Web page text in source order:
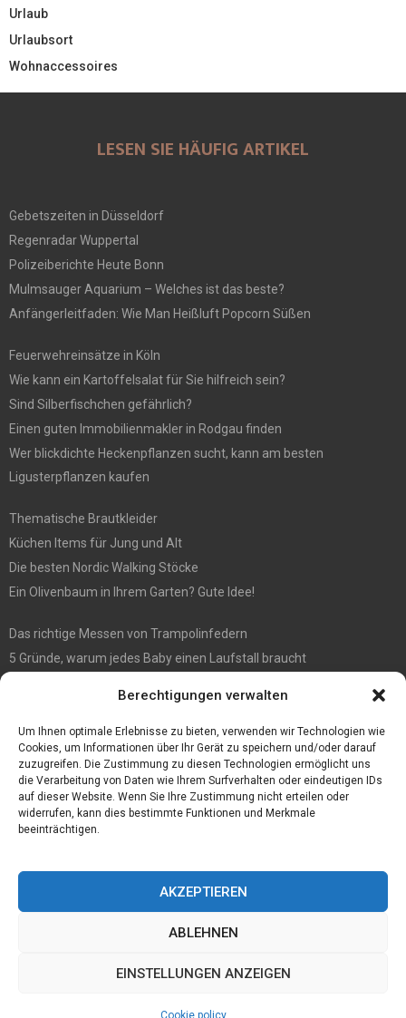
Berechtigungen verwalten
Um Ihnen optimale Erlebnisse zu bieten, verwenden wir Technologien wie
Cookies, um Informationen über Ihr Gerät zu speichern und/oder darauf
zuzugreifen. Die Zustimmung zu diesen Technologien ermöglicht uns
die Verarbeitung von Daten wie Ihrem Surfverhalten oder eindeutigen IDs
auf dieser Website. Wenn Sie Ihre Zustimmung nicht erteilen oder
widerrufen, kann dies bestimmte Funktionen und Merkmale
beeinträchtigen.
AKZEPTIEREN
ABLEHNEN
EINSTELLUNGEN ANZEIGEN
Cookie policy
Urlaub
Urlaubsort
Wohnaccessoires
LESEN SIE HÄUFIG ARTIKEL
Gebetszeiten in Düsseldorf
Regenradar Wuppertal
Polizeiberichte Heute Bonn
Mulmsauger Aquarium – Welches ist das beste?
Anfängerleitfaden: Wie Man Heißluft Popcorn Süßen
Feuerwehreinsätze in Köln
Wie kann ein Kartoffelsalat für Sie hilfreich sein?
Sind Silberfischchen gefährlich?
Einen guten Immobilienmakler in Rodgau finden
Wer blickdichte Heckenpflanzen sucht, kann am besten
Ligusterpflanzen kaufen
Thematische Brautkleider
Küchen Items für Jung und Alt
Die besten Nordic Walking Stöcke
Ein Olivenbaum in Ihrem Garten? Gute Idee!
Das richtige Messen von Trampolinfedern
5 Gründe, warum jedes Baby einen Laufstall braucht
Die automatisierte Sackentleerung bringt zahlreiche Vorteile mit
sich